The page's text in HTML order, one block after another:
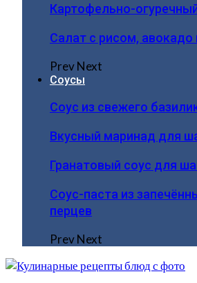
Картофельно-
Салат с рисом, авокадо
PrevNext
Соусы
Соус из свежего
Вкусный маринад для
Гранатовый соус для
Соус-паста из
перцев
PrevNext